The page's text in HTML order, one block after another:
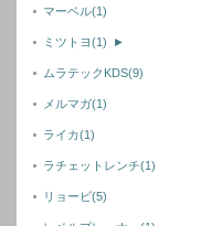
マーベル(1)
ミツトヨ(1) ►
ムラテックKDS(9)
メルマガ(1)
ライカ(1)
ラチェットレンチ(1)
リョービ(5)